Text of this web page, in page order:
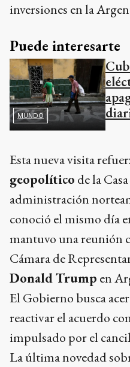
inversiones en la
Puede interesarte
MUNDO
Esta nueva visita
geopolítico de la
administración
conoció el mismo día
mantuvo una reunión
Cámara de
Donald Trump en
El Gobierno busca
reactivar el acuerdo
impulsado por el
La última novedad